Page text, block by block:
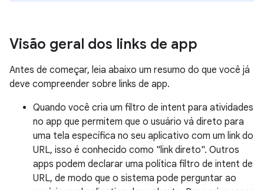
Visão geral dos links de app
Antes de começar, leia abaixo um resumo do que você já
deve compreender sobre links de app.
Quando você cria um filtro de intent para atividades
no app que permitem que o usuário vá direto para
uma tela específica no seu aplicativo com um link do
URL, isso é conhecido como "link direto". Outros
apps podem declarar uma política filtro de intent de
URL, de modo que o sistema pode perguntar ao